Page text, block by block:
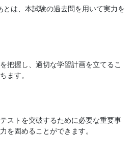
は、本試験の過去問を用いて実力を
把握し、適切な学習計画を立てるこ
ます。
ストを突破するために必要な重要事
を固めることができます。